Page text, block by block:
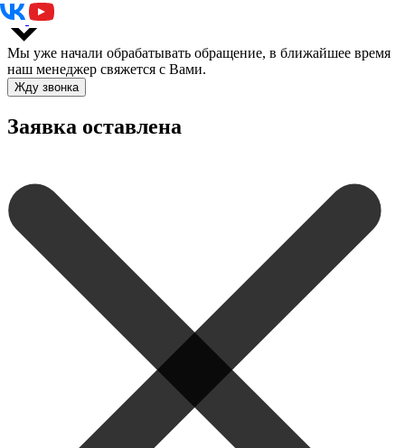
Мы уже начали обрабатывать обращение, в ближайшее время
наш менеджер свяжется с Вами.
Жду звонка
Заявка оставлена